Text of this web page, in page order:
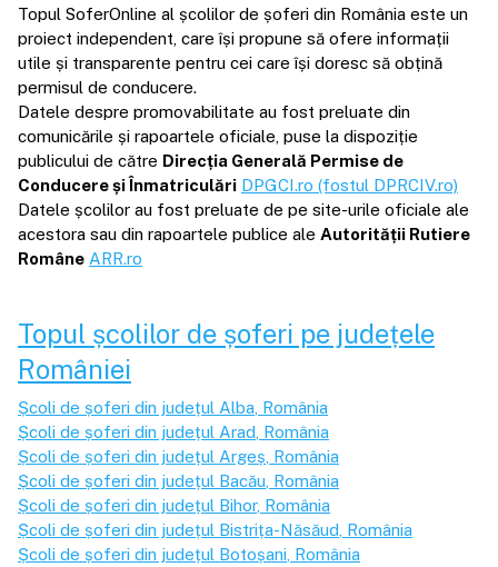
Topul SoferOnline al școlilor de șoferi din România este un
proiect independent, care își propune să ofere informații
utile și transparente pentru cei care își doresc să obțină
permisul de conducere.
Datele despre promovabilitate au fost preluate din
comunicările și rapoartele oficiale, puse la dispoziție
publicului de către Direcția Generală Permise de
Conducere și Înmatriculări DPGCI.ro (fostul DPRCIV.ro)
Datele școlilor au fost preluate de pe site-urile oficiale ale
acestora sau din rapoartele publice ale Autorității Rutiere
Române ARR.ro
Topul școlilor de șoferi pe județele
României
Școli de șoferi din județul Alba , România
Școli de șoferi din județul Arad , România
Școli de șoferi din județul Argeș , România
Școli de șoferi din județul Bacău , România
Școli de șoferi din județul Bihor, România
Școli de șoferi din județul Bistrița-Năsăud , România
Școli de șoferi din județul Botoșani , România